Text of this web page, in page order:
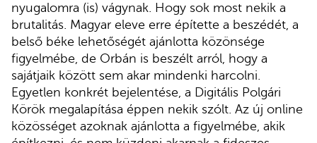
nyugalomra (is) vágynak. Hogy sok most nekik a
brutalitás. Magyar eleve erre építette a beszédét, a
belső béke lehetőségét ajánlotta közönsége
figyelmébe, de Orbán is beszélt arról, hogy a
sajátjaik között sem akar mindenki harcolni.
Egyetlen konkrét bejelentése, a Digitális Polgári
Körök megalapítása éppen nekik szólt. Az új online
közösséget azoknak ajánlotta a figyelmébe, akik